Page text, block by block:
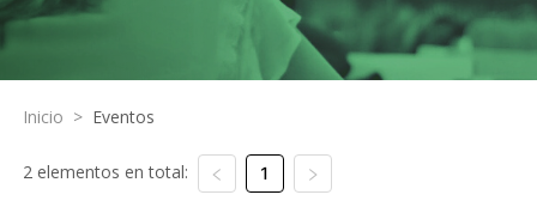
Inicio > Eventos
2 elementos en total: 1